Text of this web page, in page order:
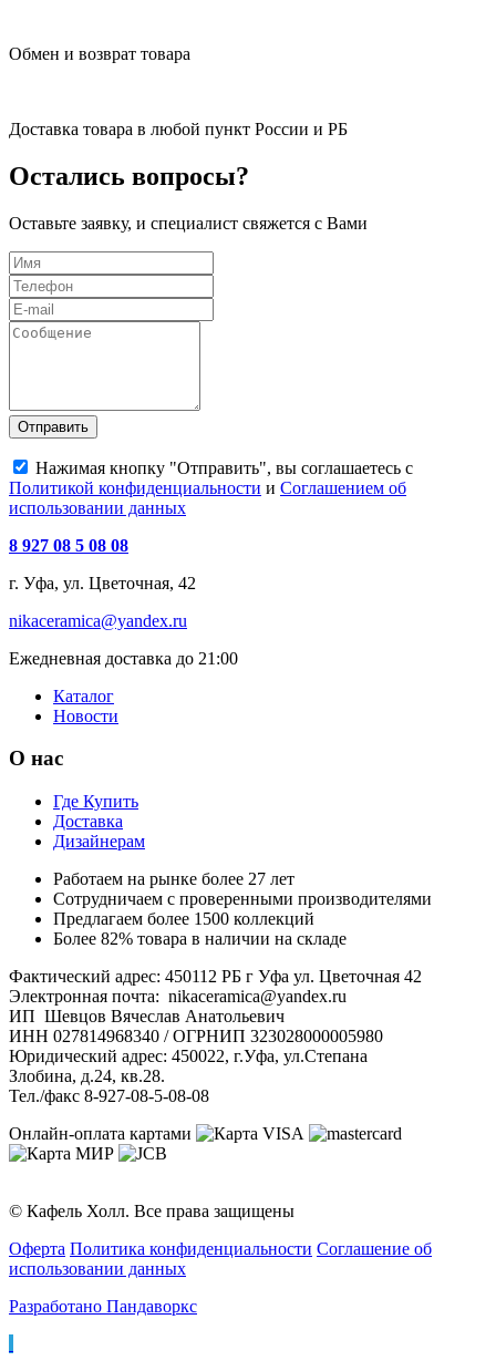
Обмен и возврат товара
Доставка товара в любой пункт России и РБ
Остались вопросы?
Оставьте заявку, и специалист свяжется с Вами
Отправить
Нажимая кнопку "Отправить", вы соглашаетесь с
Политикой конфиденциальности и Соглашением об
использовании данных
8 927 08 5 08 08
г. Уфа, ул. Цветочная, 42
nikaceramica@yandex.ru
Ежедневная доставка до 21:00
Каталог
Новости
О нас
Где Купить
Доставка
Дизайнерам
Работаем на рынке более 27 лет
Сотрудничаем с проверенными производителями
Предлагаем более 1500 коллекций
Более 82% товара в наличии на складе
Фактический адрес: 450112 РБ г Уфа ул. Цветочная 42
Электронная почта: nikaceramica@yandex.ru
ИП Шевцов Вячеслав Анатольевич
ИНН 027814968340 / ОГРНИП 323028000005980
Юридический адрес: 450022, г.Уфа, ул.Степана
Злобина, д.24, кв.28.
Тел./факс 8-927-08-5-08-08
Онлайн-оплата картами
© Кафель Холл. Все права защищены
Оферта Политика конфиденциальности Соглашение об
использовании данных
Разработано Пандаворкс